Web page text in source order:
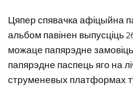
Цяпер спявачка афіцыйна
альбом павінен выпусціць
можаце папярэдне
папярэдне паспець яго на
струменевых платформах